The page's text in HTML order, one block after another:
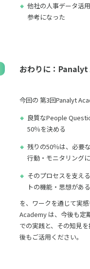
他社の人事データ活
参考になった
おわりに：
今回の 第3回Panalyt
良質なPeople
50％を決める
残りの50％は、必要
行動・モニタリング
そのプロセスを支え
トの機能・思想があ
を、ワークを通じて実
Academy は、今後も定
での実践と、その知見
後もご活用ください。